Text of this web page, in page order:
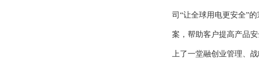
司“让全球用电更安全”
案，帮助客户提高产品
上了一堂融创业管理、